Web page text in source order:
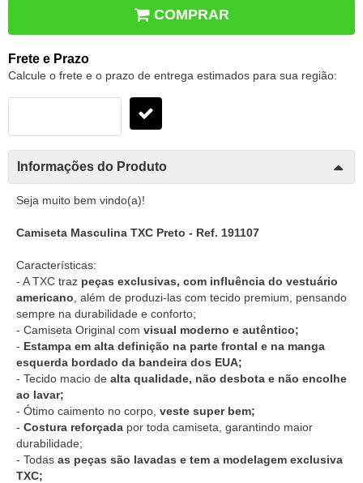
COMPRAR
Frete e Prazo
Calcule o frete e o prazo de entrega estimados para sua região:
Informações do Produto
Seja muito bem vindo(a)!
Camiseta Masculina TXC Preto - Ref. 191107
Características:
- A TXC traz peças exclusivas, com influência do vestuário
americano , além de produzi-las com tecido premium, pensando
sempre na durabilidade e conforto;
- Camiseta Original com visual moderno e autêntico;
- Estampa em alta definição na parte frontal e na manga
esquerda bordado da bandeira dos EUA;
- Tecido macio de alta qualidade, não desbota e não encolhe
ao lavar;
- Ótimo caimento no corpo, veste super bem;
- Costura reforçada por toda camiseta, garantindo maior
durabilidade;
- Todas as peças são lavadas e tem a modelagem exclusiva
TXC;